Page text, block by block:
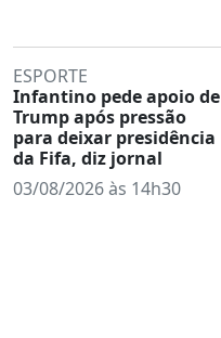
ESPORTE
Infantino pede apoio de
Trump após pressão
para deixar presidência
da Fifa, diz jornal
03/08/2026 às 14h30